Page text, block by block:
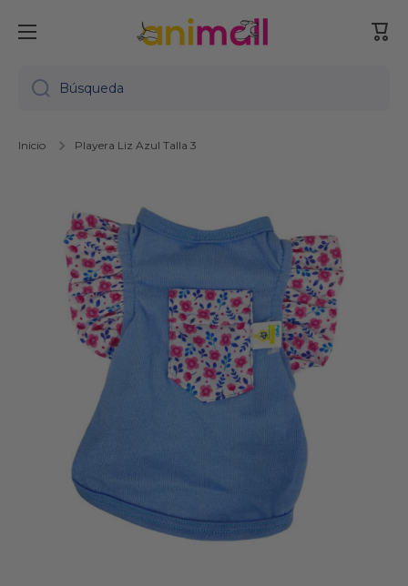
Ir directamente al contenido
Búsqueda
Inicio Playera Liz Azul Talla 3